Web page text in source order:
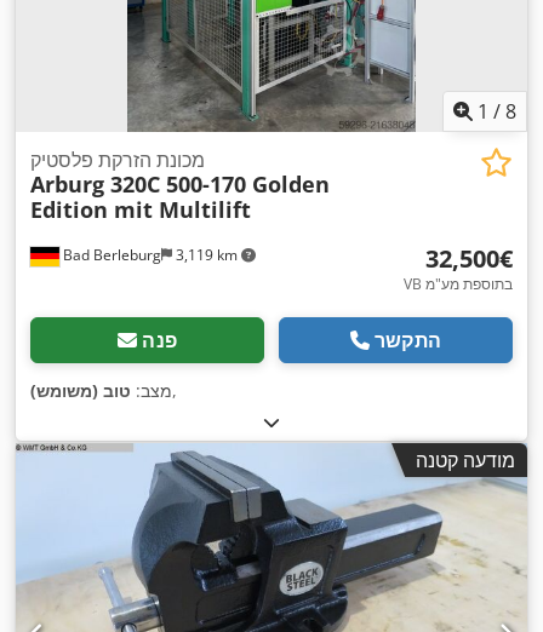
1 /8
Bad Berleburg 3,119 km
מכונת הזרקת פלסטיק
Arburg 320C 500-170 Golden
Edition mit Multilift
‏32,500 ‏€
VB בתוספת מע"מ
פנה התקשר
מצב: טוב (משומש) ,
מודעה קטנה